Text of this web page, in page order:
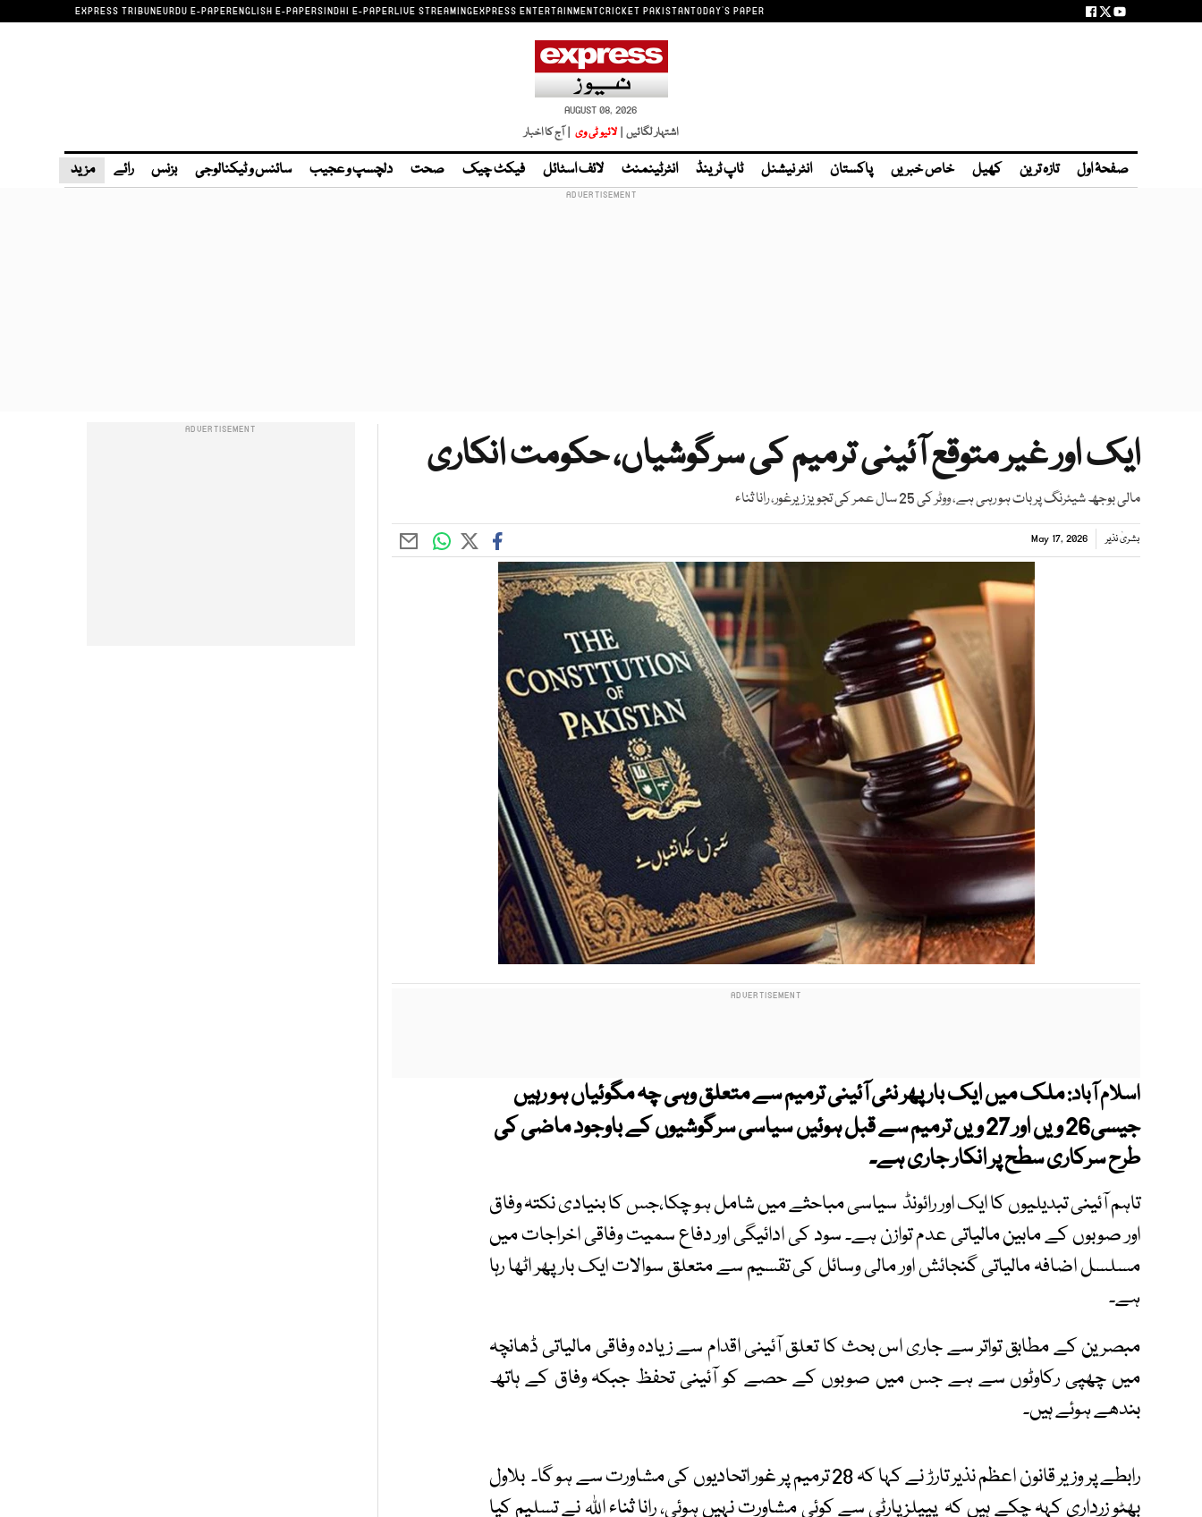
EXPRESS TRIBUNEURDU E-PAPERENGLISH E-PAPERSINDHI E-PAPERLIVE STREAMINGEXPRESS ENTERTAINMENTCRICKET PAKISTANTODAY'S PAPER
AUGUST 08, 2026
اشتہار لگائیں | لائیو ٹی وی | آج کا اخبار
صفحۂ اول تازہ ترین کھیل خاص خبریں پاکستان انٹر نیشنل ٹاپ ٹرینڈ انٹرٹینمنٹ لائف اسٹائل فیکٹ چیک صحت دلچسپ و عجیب سائنس و ٹیکنالوجی بزنس رائے مزید
ایک اور غیر متوقع آئینی ترمیم کی سرگوشیاں، حکومت انکاری
مالی بوجھ شیئرنگ پر بات ہو رہی ہے، ووٹر کی 25 سال عمر کی تجویز زیرغور، رانا ثناء
بشریٰ نذیر May 17, 2026
اسلام آباد:ملک میں ایک بار پھر نئی آئینی ترمیم سے متعلق وہی چہ مگوئیاں ہو رہیں
جیسی26 ویں اور 27 ویں ترمیم سے قبل ہوئیں سیاسی سرگوشیوں کے باوجود ماضی کی
طرح سرکاری سطح پر انکار جاری ہے۔
تاہم آئینی تبدیلیوں کا ایک اور رائونڈ سیاسی مباحثے میں شامل ہو چکا،جس کا بنیادی نکتہ وفاق
اور صوبوں کے مابین مالیاتی عدم توازن ہے۔ سود کی ادائیگی اور دفاع سمیت وفاقی اخراجات میں
مسلسل اضافہ مالیاتی گنجائش اور مالی وسائل کی تقسیم سے متعلق سوالات ایک بار پھر اٹھا رہا
ہے۔
مبصرین کے مطابق تواتر سے جاری اس بحث کا تعلق آئینی اقدام سے زیادہ وفاقی مالیاتی ڈھانچہ
میں چھپی رکاوٹوں سے ہے جس میں صوبوں کے حصے کو آئینی تحفظ جبکہ وفاق کے ہاتھ
بندھے ہوئے ہیں۔
رابطے پر وزیر قانون اعظم نذیر تارڑ نے کہا کہ 28 ترمیم پر غور اتحادیوں کی مشاورت سے ہو گا۔ بلاول
بھٹو زرداری کہہ چکے ہیں کہ پیپلزپارٹی سے کوئی مشاورت نہیں ہوئی، رانا ثناء اللہ نے تسلیم کیا